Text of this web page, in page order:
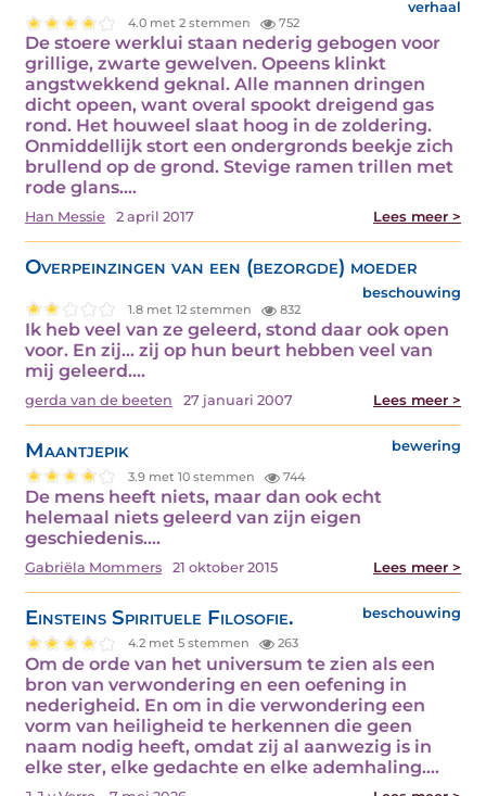
verhaal
4.0 met 2 stemmen 752
De stoere werklui staan nederig gebogen voor
grillige, zwarte gewelven. Opeens klinkt
angstwekkend geknal. Alle mannen dringen
dicht opeen, want overal spookt dreigend gas
rond. Het houweel slaat hoog in de zoldering.
Onmiddellijk stort een ondergronds beekje zich
brullend op de grond. Stevige ramen trillen met
rode glans.…
Han Messie 2 april 2017 Lees meer >
Overpeinzingen van een (bezorgde) moeder
beschouwing
1.8 met 12 stemmen 832
Ik heb veel van ze geleerd, stond daar ook open
voor. En zij… zij op hun beurt hebben veel van
mij geleerd.…
gerda van de beeten 27 januari 2007 Lees meer >
Maantjepik bewering
3.9 met 10 stemmen 744
De mens heeft niets, maar dan ook echt
helemaal niets geleerd van zijn eigen
geschiedenis.…
Gabriëla Mommers 21 oktober 2015 Lees meer >
Einsteins Spirituele Filosofie. beschouwing
4.2 met 5 stemmen 263
Om de orde van het universum te zien als een
bron van verwondering en een oefening in
nederigheid. En om in die verwondering een
vorm van heiligheid te herkennen die geen
naam nodig heeft, omdat zij al aanwezig is in
elke ster, elke gedachte en elke ademhaling.…